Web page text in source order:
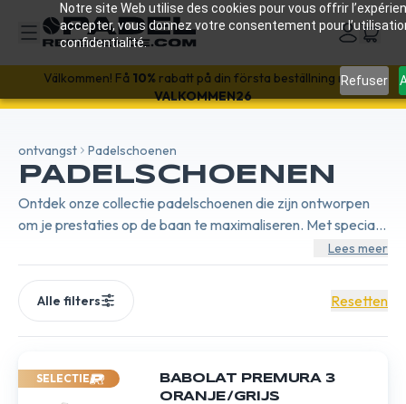
Notre site Web utilise des cookies pour vous offrir
accepter, vous donnez votre consentement pour
confidentialité.
Refuser
Välkommen! Få 10% rabatt på din första beställning med
VALKOMMEN26
ontvangst Padelschoenen
PADELSCHOENEN
Ontdek onze collectie padelschoenen die zijn ontworpen
om je prestaties op de baan te maximaliseren. Met speciale
aandacht voor stabiliteit, comfort en duurzaamheid, bieden
onze schoenen de nodige ondersteuning voor snelle en
nauwkeurige bewegingen. Ideaal voor alle niveaus van
spelen, zorgen ze voor uitstekende grip op alle
oppervlakken.
Lees meer
SELECTIE
BABOLAT PREMURA 3
ORANJE/GRIJS
Alle filters Resetten